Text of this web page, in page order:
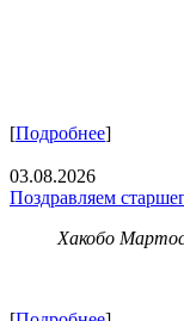
[Подробнее]
03.08.2026
Поздравляем
Хакобо